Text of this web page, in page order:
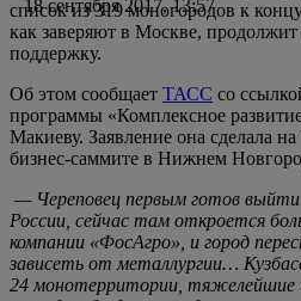
18 сентября 2017, 13:57
список из 319 моногородов к
как заверяют в Москве,
поддержку.
Об этом сообщает ТАСС со
программы «Комплексное
Макиеву. Заявление она сделала
бизнес-саммите в Нижнем
— Череповец первым готов выйти
России, сейчас там откроется
компании «ФосАгро», и город
зависеть от металлургии…
24 монотерритории, тяжелейшие